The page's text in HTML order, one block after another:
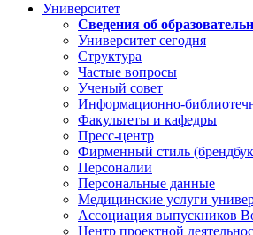
Университет
Сведения об
Университет сегодня
Структура
Частые вопросы
Ученый совет
Информационно-
Факультеты и кафедры
Пресс-центр
Фирменный стиль
Персоналии
Персональные данные
Медицинские услуги
Ассоциация выпускников
Центр проектной